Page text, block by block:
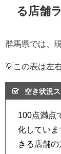
る店舗
群馬県では、
💡この表は左
空き状況
100点満点
化してい
きる店舗の